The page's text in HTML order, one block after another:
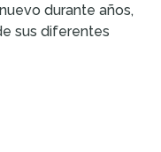
durante años,
sus diferentes